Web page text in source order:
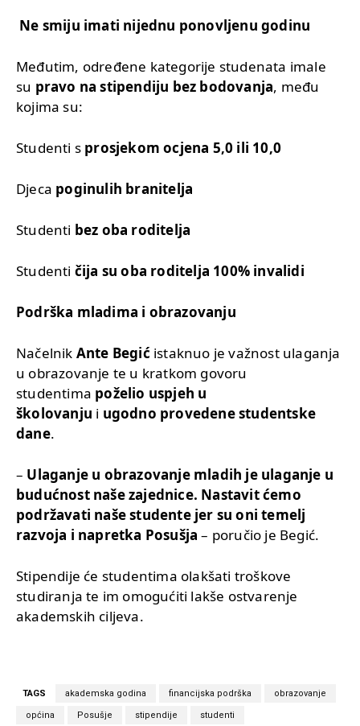
Ne smiju imati nijednu ponovljenu godinu
Međutim, određene kategorije studenata imale
su pravo na stipendiju bez bodovanja, među
kojima su:
Studenti s prosjekom ocjena 5,0 ili 10,0
Djeca poginulih branitelja
Studenti bez oba roditelja
Studenti čija su oba roditelja 100% invalidi
Podrška mladima i obrazovanju
Načelnik Ante Begić istaknuo je važnost ulaganja
u obrazovanje te u kratkom govoru
studentima poželio uspjeh u
školovanju i ugodno provedene studentske
dane.
– Ulaganje u obrazovanje mladih je ulaganje u
budućnost naše zajednice. Nastavit ćemo
podržavati naše studente jer su oni temelj
razvoja i napretka Posušja – poručio je Begić.
Stipendije će studentima olakšati troškove
studiranja te im omogućiti lakše ostvarenje
akademskih ciljeva.
TAGS akademska godina financijska podrška obrazovanje
općina Posušje stipendije studenti